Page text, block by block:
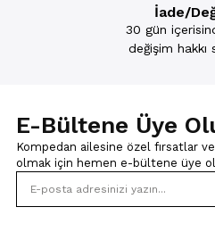
İade/
30 gün
değişim hakkı
E-Bültene Üye
Kompedan ailesine özel fırsatlar
olmak için hemen e-bültene üye